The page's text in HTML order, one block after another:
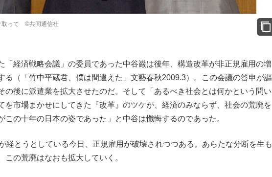
取って ©共同通信社
経済戦略会議」の委員であった中谷巌は後年、構造改革が非正規雇用の増
る（「竹中平蔵君、僕は間違えた」文藝春秋2009.3）。この会議の答申が謳
の後に派遣業を拡大させたのだ。そして「あるべき社会とは何かという問い
を市場まかせにしてきた『改革』のツケが、経済のみならず、社会の荒廃を
この十年の日本の姿であった」と中谷は懺悔するのであった。
とうとしている今日、正規雇用が破壊されつつある。あらたな分断を生も
この荒廃はなおも拡大していく。